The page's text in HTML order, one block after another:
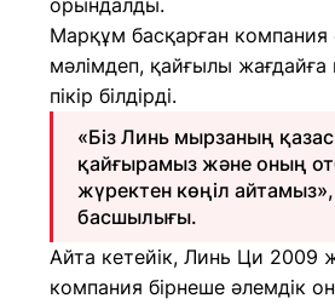
орындалды.
Марқұм басқарған компания
мәлімдеп, қайғылы
пікір білдірді.
«Біз Линь мырзаның
қайғырамыз және оның
жүректен көңіл
басшылығы.
Айта кетейік, Линь Ци 2009
компания бірнеше әлемдік